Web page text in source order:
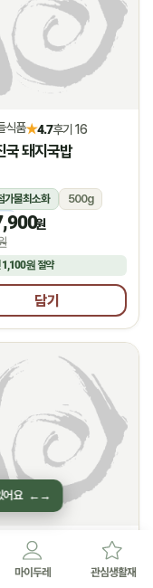
식품★4.7후기 16
국 돼지국밥
가물최소화
500g
원
1,100원절약
담기
★5.0
딸기 쉐이크
마이두레 관심생활재
어요 ←→